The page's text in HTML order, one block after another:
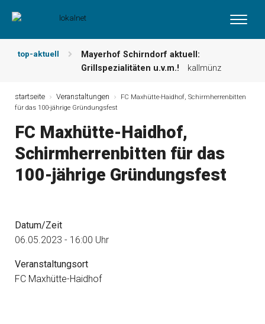
top-aktuell
Mayerhof Schirndorf aktuell:
Grillspezialitäten u.v.m.!
kallmünz
und mehr … burglengenfeld
Der „deutsche Michel“ muss nun
leserbriefe
Maxhütter Fischladen: Unser aktuelles
Nutzen Sie aktuelle Angebote Ihrer
startseite Veranstaltungen
FC Maxhütte-Haidhof, Schirmherrenbitten
für das 100-jährige Gründungsfest
FC Maxhütte-Haidhof,
Schirmherrenbitten für das
100-jährige Gründungsfest
Datum/Zeit
06.05.2023 - 16:00 Uhr
Veranstaltungsort
FC Maxhütte-Haidhof